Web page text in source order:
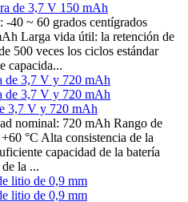
de 3,7 V 150 mAh
-40 ~ 60 grados centígrados
Larga vida útil: la retención de
500 veces los ciclos estándar
capacida...
3,7 V y 720 mAh
nominal: 720 mAh Rango de
°C Alta consistencia de la
capacidad de la batería
la ...